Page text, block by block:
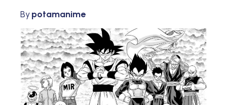
Bypotamanime